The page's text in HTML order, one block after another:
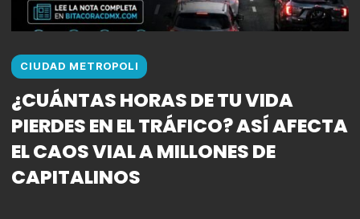
CIUDAD METROPOLI
¿CUÁNTAS HORAS DE TU VIDA
PIERDES EN EL TRÁFICO? ASÍ AFECTA
EL CAOS VIAL A MILLONES DE
CAPITALINOS